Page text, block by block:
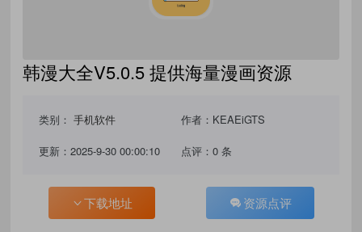
韩漫大全V5.0.5 提供海量漫画资源
类别：手机软件 作者：KEAEiGTS
更新：2025-9-30 00:00:10 点评：0 条
下载地址 资源点评